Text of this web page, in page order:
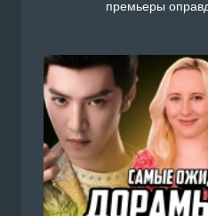
премьеры